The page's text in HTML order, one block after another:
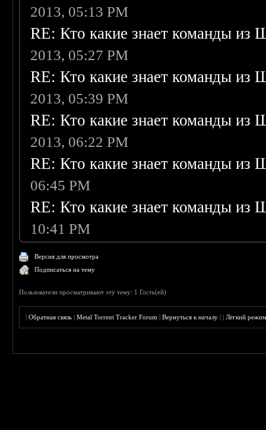
2013, 05:13 PM
RE: Кто какие знает команды из
2013, 05:27 PM
RE: Кто какие знает команды из
2013, 05:39 PM
RE: Кто какие знает команды из
2013, 06:22 PM
RE: Кто какие знает команды из
06:45 PM
RE: Кто какие знает команды из
10:41 PM
Версия для просмотра
Подписаться на тему
Пользователи просматривают эту тему: 1 Гость(ей)
|Обратная связь |Metal Torrent Tracker Forum |Вернуться к началу ||Лёгкий